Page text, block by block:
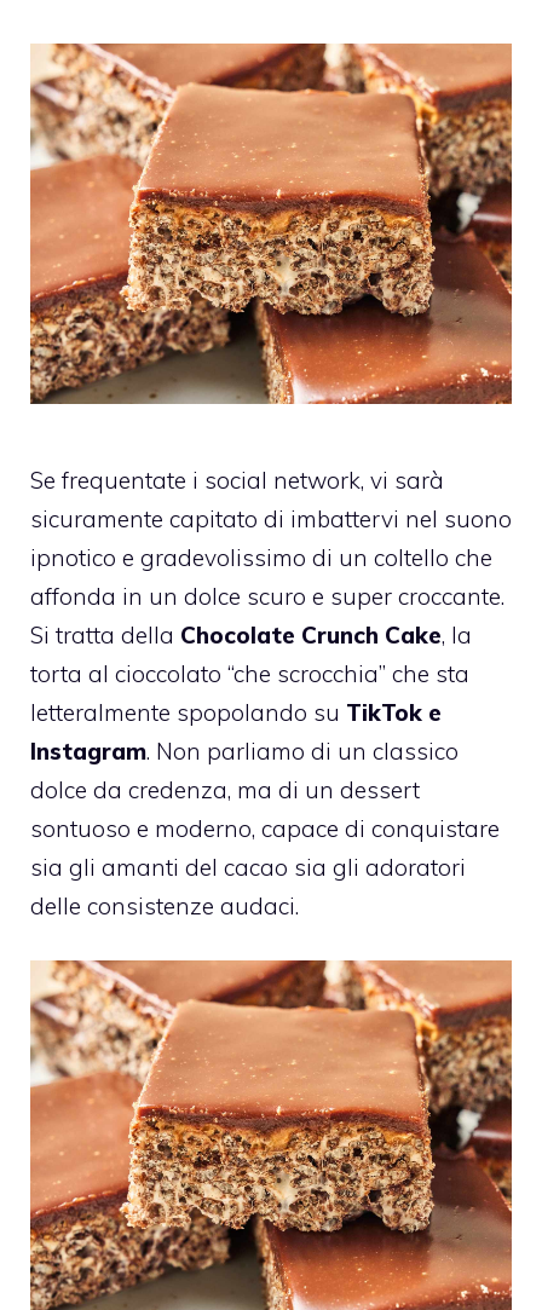
Se frequentate i social network, vi sarà
sicuramente capitato di imbattervi nel suono
ipnotico e gradevolissimo di un coltello che
affonda in un dolce scuro e super croccante.
Si tratta della Chocolate Crunch Cake, la
torta al cioccolato “che scrocchia” che sta
letteralmente spopolando su TikTok e
Instagram. Non parliamo di un classico
dolce da credenza, ma di un dessert
sontuoso e moderno, capace di conquistare
sia gli amanti del cacao sia gli adoratori
delle consistenze audaci.